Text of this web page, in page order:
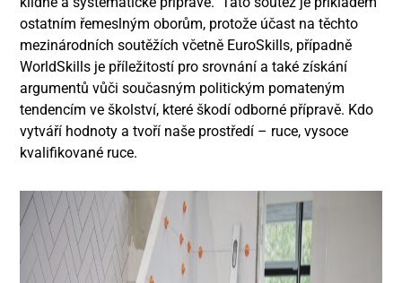
ostatním řemeslným oborům, protože účast na těchto
mezinárodních soutěžích včetně EuroSkills, případně
WorldSkills je příležitostí pro srovnání a také získání
argumentů vůči současným politickým pomateným
tendencím ve školství, které škodí odborné přípravě. Kdo
vytváří hodnoty a tvoří naše prostředí – ruce, vysoce
kvalifikované ruce.